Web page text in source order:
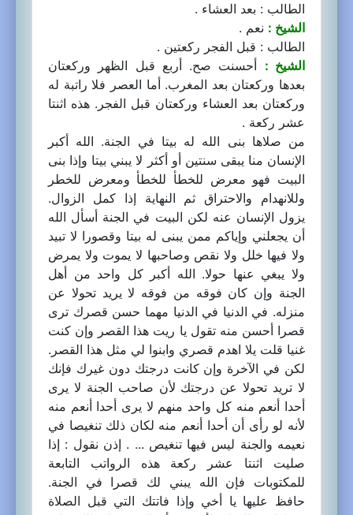
الطالب : بعد العشاء .
الشيخ : نعم .
الطالب : قبل الفجر ركعتين .
الشيخ : أحسنت صح. أربع قبل الظهر وركعتان
بعدها وركعتان بعد المغرب. أما العصر فلا راتبة له
وركعتان بعد العشاء وركعتان قبل الفجر. هذه اثنتا
عشر ركعة .
من صلاها بنى الله له بيتا في الجنة. الله أكبر
الإنسان منا يبقى سنتين أو أكثر لا يبني بيتا وإذا بنى
البيت فهو معرض للخطأ للخطأ ومعرض للخطر
وللانهدام والاحتراق ثم النهاية إذا كمل الزوال.
يزول الإنسان عنه لكن البيت في الجنة أسأل الله
أن يجعلني وإياكم ممن يبنى له بيتا وقصورا لا تبيد
ولا فيها خلل ولا نقص وصاحبها لا يموت ولا يمرض
ولا يبغي عنها حولا. الله أكبر كل واحد من أهل
الجنة وإن كان فوقه من فوقه لا يريد تحولا عن
منزله. في الدنيا في الدنيا مهما حسن قصرك ترى
قصرا أحسن منه تقول يا ريت هذا القصر وإن كنت
غنيا قلت يلا اهدم قصري وابنوا لي مثل هذا القصر.
لكن في الآخرة وإن كانت درجتك دون غيرك فإنك
لا تريد تحولا عن درجتك لأن صاحب الجنة لا يرى
أحدا أنعم منه كل واحد منهم لا يرى أحدا أنعم منه
لأنه لو رأى أن أحدا أنعم منه لكان ذلك تنغيصا في
نعيمه والجنة ليس فيها تنغيص ... . إذن نقول : إذا
صليت اثنتا عشر ركعة هذه الرواتب التابعة
للمكتوبات فإن الله يبني لك قصرا في الجنة.
حافظ عليها يا أخي وإذا فاتتك التي قبل الصلاة